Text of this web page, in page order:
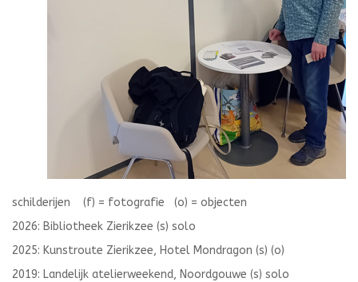
schilderijen (f) = fotografie (o) = objecten
2026: Bibliotheek Zierikzee (s) solo
2025: Kunstroute Zierikzee, Hotel Mondragon (s) (o)
2019: Landelijk atelierweekend, Noordgouwe (s) solo